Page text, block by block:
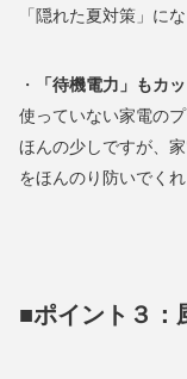
「隠れた夏対策」にな
・
「待機電力」もカッ
使っていない家電の
ほんの少しですが、
をほんのり防いでくれ
■ポイント３：